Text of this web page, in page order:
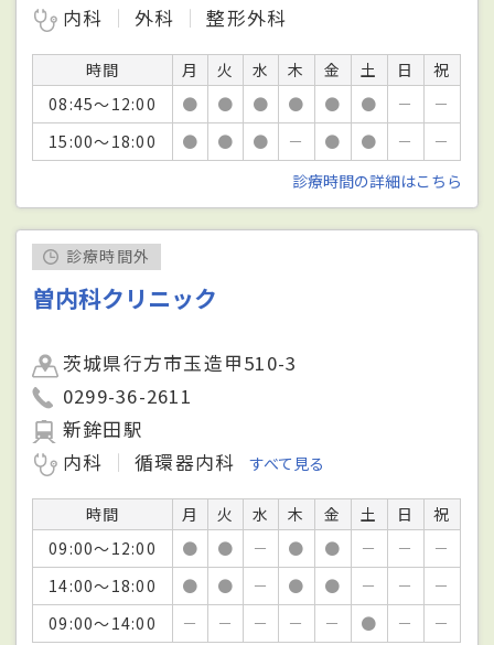
内科
外科 整形外科
時間 月 火 水 木 金 土 日
祝
08:45～12:00
● ● ● ● ● ● －
－
15:00～18:00
● ● ● － ● ● －
－
診療時間の詳細はこちら
診療時間外
曽内科クリニック
茨城県行方市玉造甲510-3
0299-36-2611
新鉾田駅
内科
循環器内科 すべて見る
時間 月 火 水 木 金 土 日
祝
09:00～12:00
● ● － ● ● － －
－
14:00～18:00
● ● － ● ● － －
－
09:00～14:00
－ － － － － ● －
－